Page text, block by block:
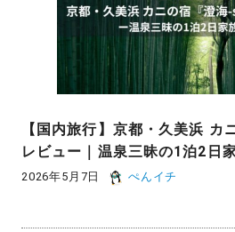
【国内旅行】京都・久美浜 カ
レビュー｜温泉三昧の1泊2日
2026年5月7日 ぺんイチ